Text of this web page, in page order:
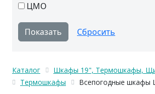
ЦМО
Каталог
Шкафы 19", Термошкафы,
Термошкафы
Всепогодные шкафы